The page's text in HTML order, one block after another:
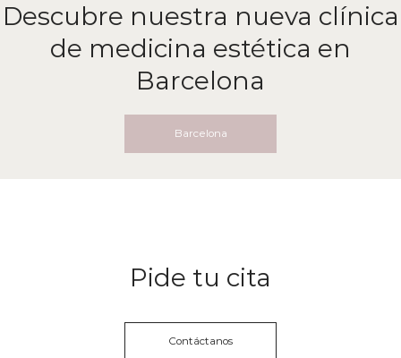
Descubre nuestra nueva clínica
de medicina estética en
Barcelona
Barcelona
Pide tu cita
Contáctanos